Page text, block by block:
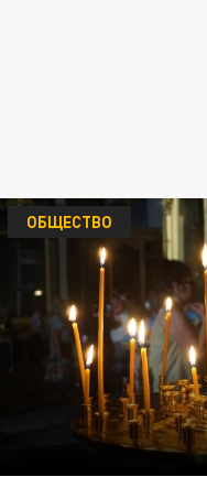
ОБЩЕСТВО